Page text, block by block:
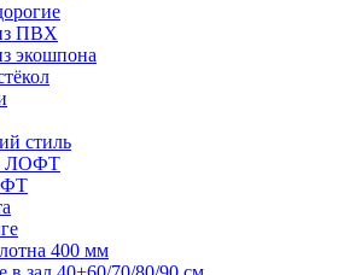
ПВХ
экошпона
стиль
ЛОФТ
400 мм